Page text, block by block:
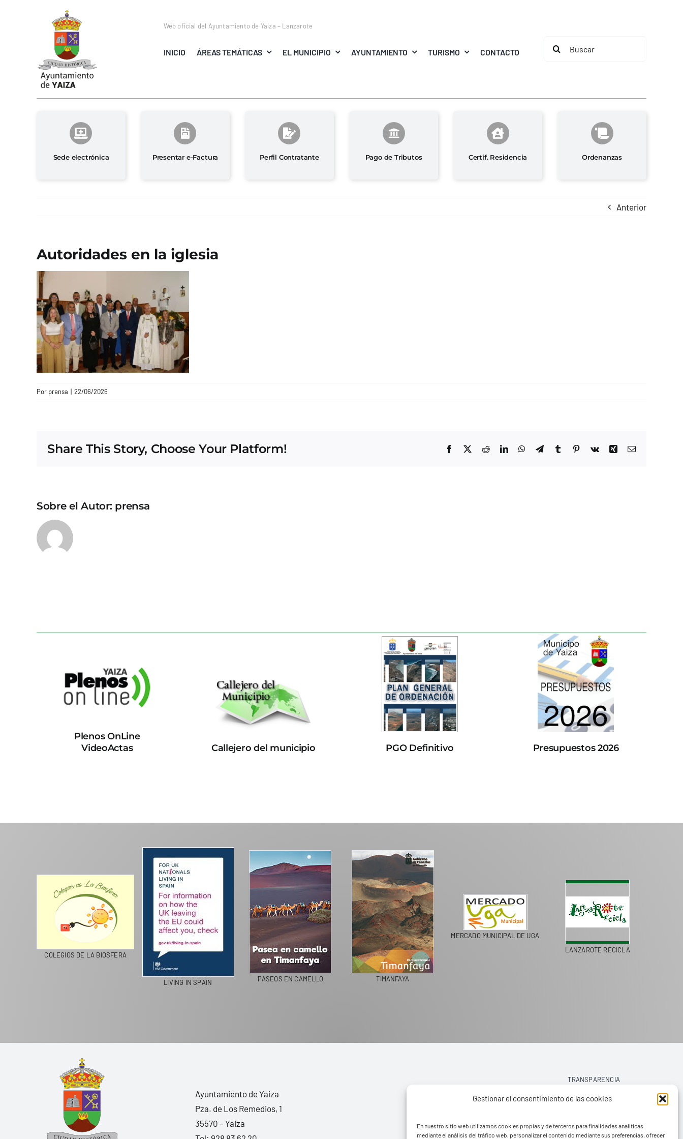
Gestionar el consentimiento de las cookies
En nuestro sitio web utilizamos cookies propias y de terceros para finalidades analíticas
mediante el análisis del tráfico web, personalizar el contenido mediante sus preferencias, ofrecer
Web oficial del Ayuntamiento de Yaiza – Lanzarote
INICIO ÁREAS TEMÁTICAS EL MUNICIPIO AYUNTAMIENTO TURISMO CONTACTO
Buscar:
Sede electrónica Presentar e-Factura Perfil Contratante Pago de Tributos Certif. Residencia Ordenanzas
Anterior
Autoridades en la iglesia
Por prensa | 22/06/2026
Share This Story, Choose Your Platform! Facebook
X RedditLinkedInWhatsApp
TelegramTumblrPinterest
Vk Xing Correo
Sobre el Autor: prensa
Plenos OnLine
VideoActas
Callejero del municipio PGO Definitivo Presupuestos 2026
COLEGIOS DE LA BIOSFERA
LIVING IN SPAIN PASEOS EN CAMELLO TIMANFAYA
MERCADO MUNICIPAL DE UGA
LANZAROTE RECICLA
Ayuntamiento de Yaiza
Pza. de Los Remedios, 1
35570 – Yaiza
TRANSPARENCIA
AVISO LEGAL
POLÍTICA DE PRIVACIDAD